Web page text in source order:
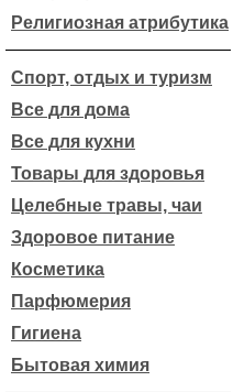
Религиозная атрибутика
Спорт, отдых и туризм
Все для дома
Все для кухни
Товары для здоровья
Целебные травы, чаи
Здоровое питание
Косметика
Парфюмерия
Гигиена
Бытовая химия